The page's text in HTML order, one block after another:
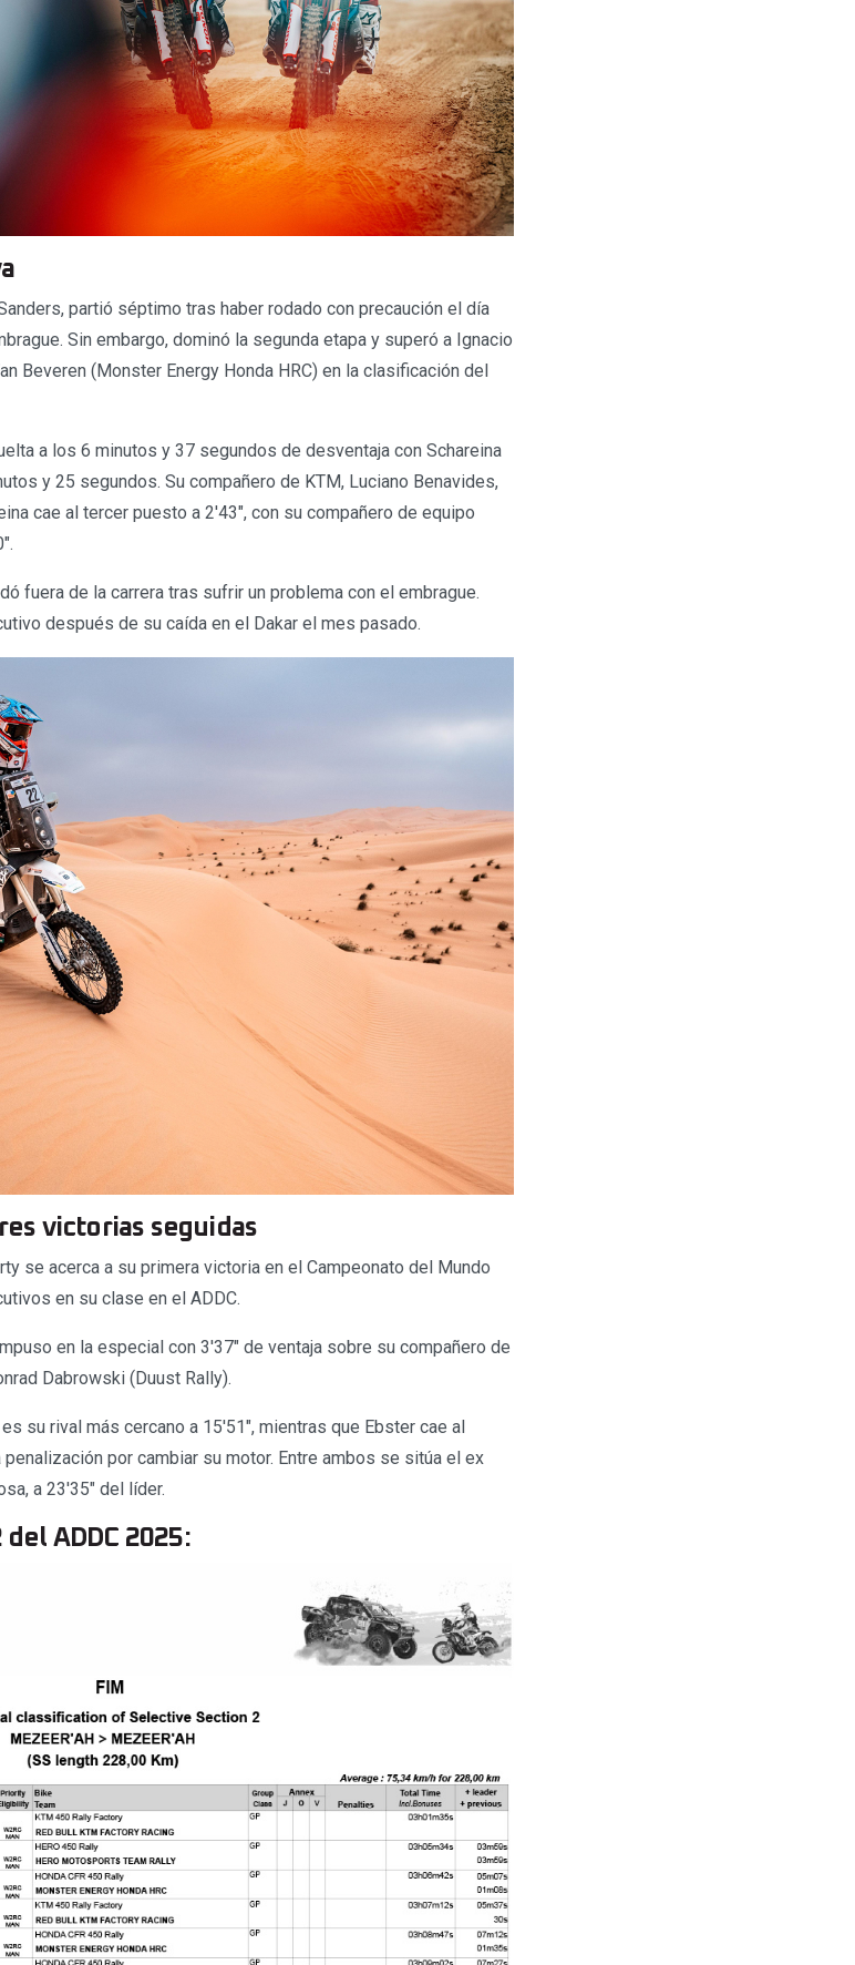
partió séptimo tras haber rodado con precaución el día
Sin embargo, dominó la segunda etapa y superó a Ignacio
Beveren (Monster Energy Honda HRC) en la clasificación del
a los 6 minutos y 37 segundos de desventaja con Schareina
y 25 segundos. Su compañero de KTM, Luciano Benavides,
cae al tercer puesto a 2′43″, con su compañero de equipo
fuera de la carrera tras sufrir un problema con el embrague.
después de su caída en el Dakar el mes pasado.
victorias seguidas
se acerca a su primera victoria en el Campeonato del Mundo
en su clase en el ADDC.
en la especial con 3′37″ de ventaja sobre su compañero de
Dabrowski (Duust Rally).
su rival más cercano a 15′51″, mientras que Ebster cae al
penalización por cambiar su motor. Entre ambos se sitúa el ex
a 23′35″ del líder.
ADDC 2025: